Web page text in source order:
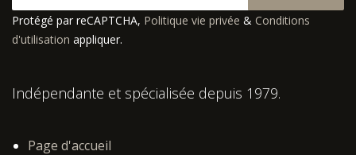
Protégé par reCAPTCHA, Politique vie privée & Conditions
d'utilisation appliquer.
Indépendante et spécialisée depuis 1979.
Page d'accueil